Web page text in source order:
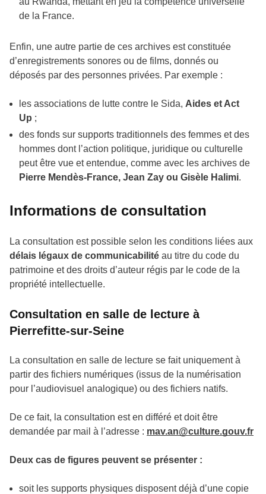
de la France.
Enfin, une autre partie de ces archives est constituée
d’enregistrements sonores ou de films, donnés ou
déposés par des personnes privées. Par exemple :
les associations de lutte contre le Sida, Aides et Act
Up ;
des fonds sur supports traditionnels des femmes et des
hommes dont l’action politique, juridique ou culturelle
peut être vue et entendue, comme avec les archives de
Pierre Mendès-France, Jean Zay ou Gisèle Halimi.
Informations de consultation
La consultation est possible selon les conditions liées aux
délais légaux de communicabilité au titre du code du
patrimoine et des droits d’auteur régis par le code de la
propriété intellectuelle.
Consultation en salle de lecture à
Pierrefitte-sur-Seine
La consultation en salle de lecture se fait uniquement à
partir des fichiers numériques (issus de la numérisation
pour l’audiovisuel analogique) ou des fichiers natifs.
De ce fait, la consultation est en différé et doit être
demandée par mail à l’adresse : mav.an@culture.gouv.fr
Deux cas de figures peuvent se présenter :
soit les supports physiques disposent déjà d’une copie